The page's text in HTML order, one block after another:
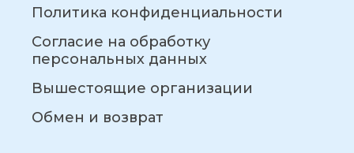
Политика конфиденциальности
Согласие на обработку
персональных данных
Вышестоящие организации
Обмен и возврат